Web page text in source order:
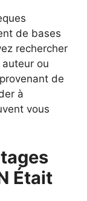
de bases
rechercher
ou
de
à
vous
Était